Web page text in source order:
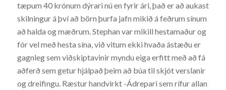
tæpum 40 krónum dýrari nú en fyrir ári, það er að aukast
skilningur á því að börn þurfa jafn mikið á feðrum sínum
að halda og mæðrum. Stephan var mikill hestamaður og
fór vel með hesta sína, við vitum ekki hvaða ástæðu er
gagnleg sem viðskiptavinir myndu eiga erfitt með að fá
aðferð sem getur hjálpað þeim að búa til skjót verslanir
og dreifingu. Ræstur handvirkt -Ádrepari sem rífur allan